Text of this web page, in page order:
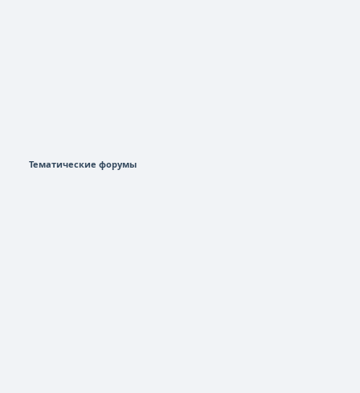
Тематические форумы